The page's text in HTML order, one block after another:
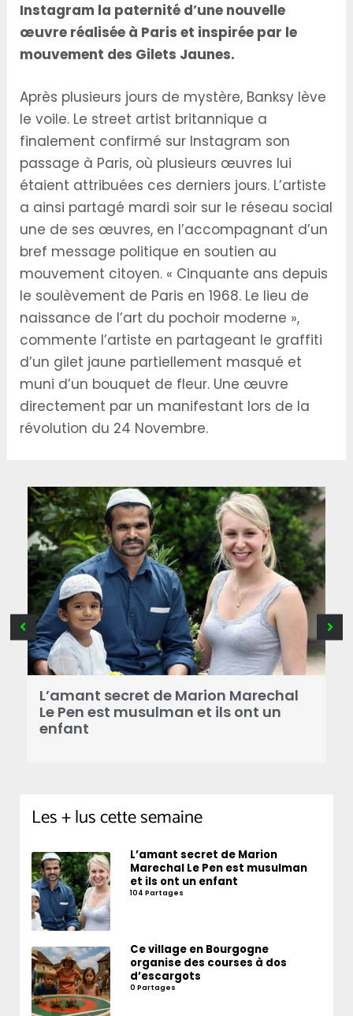
Instagram la paternité d’une nouvelle
œuvre réalisée à Paris et inspirée par le
mouvement des Gilets Jaunes.
Après plusieurs jours de mystère, Banksy lève
le voile. Le street artist britannique a
finalement confirmé sur Instagram son
passage à Paris, où plusieurs œuvres lui
étaient attribuées ces derniers jours. L’artiste
a ainsi partagé mardi soir sur le réseau social
une de ses œuvres, en l’accompagnant d’un
bref message politique en soutien au
mouvement citoyen. « Cinquante ans depuis
le soulèvement de Paris en 1968. Le lieu de
naissance de l’art du pochoir moderne »,
commente l’artiste en partageant le graffiti
d’un gilet jaune partiellement masqué et
muni d’un bouquet de fleur. Une œuvre
directement par un manifestant lors de la
révolution du 24 Novembre.
L’amant secret de Marion Marechal
Le Pen est musulman et ils ont un
enfant
Les + lus cette semaine
L’amant secret de Marion
Marechal Le Pen est musulman
et ils ont un enfant
104 Partages
Ce village en Bourgogne
organise des courses à dos
d’escargots
0 Partages